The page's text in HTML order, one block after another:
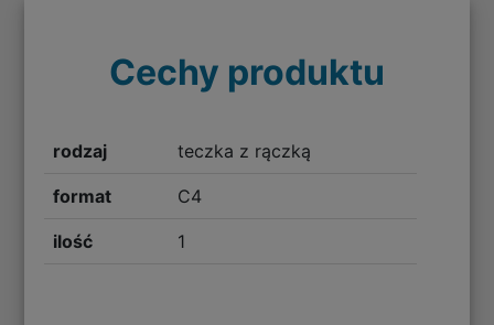
Cechy produktu
rodzaj teczka z rączką
format C4
ilość 1